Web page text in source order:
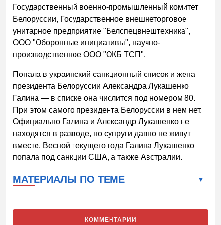
Государственный военно-промышленный комитет
Белоруссии, Государственное внешнеторговое
унитарное предприятие "Белспецвнештехника",
ООО "Оборонные инициативы", научно-
производственное ООО "ОКБ ТСП".
Попала в украинский санкционный список и жена
президента Белоруссии Александра Лукашенко
Галина — в списке она числится под номером 80.
При этом самого президента Белоруссии в нем нет.
Официально Галина и Александр Лукашенко не
находятся в разводе, но супруги давно не живут
вместе. Весной текущего года Галина Лукашенко
попала под санкции США, а также Австралии.
МАТЕРИАЛЫ ПО ТЕМЕ
КОММЕНТАРИИ